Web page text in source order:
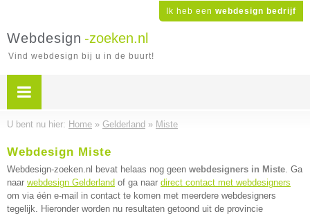
Ik heb een webdesign bedrijf
Webdesign -zoeken.nl
Vind webdesign bij u in de buurt!
U bent nu hier: Home » Gelderland » Miste
Webdesign Miste
Webdesign-zoeken.nl bevat helaas nog geen webdesigners in Miste. Ga
naar webdesign Gelderland of ga naar direct contact met webdesigners
om via één e-mail in contact te komen met meerdere webdesigners
tegelijk. Hieronder worden nu resultaten getoond uit de provincie